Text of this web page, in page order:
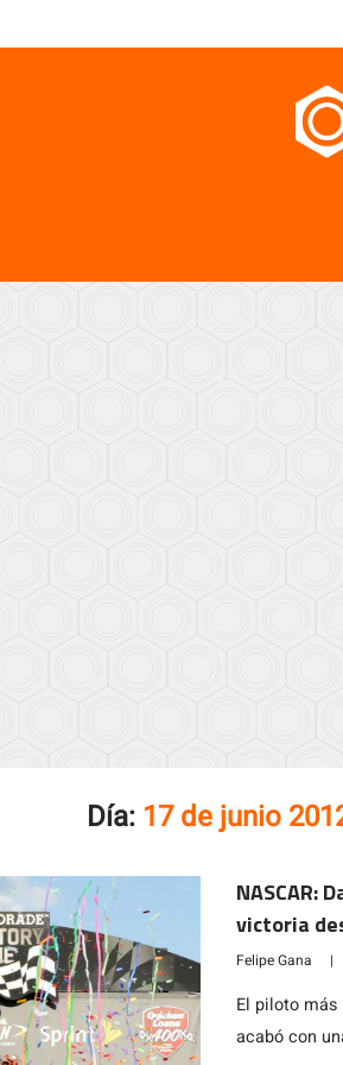
Día: 17 de junio
NASCAR:
victoria
Felipe Gana |
El piloto más
acabó con